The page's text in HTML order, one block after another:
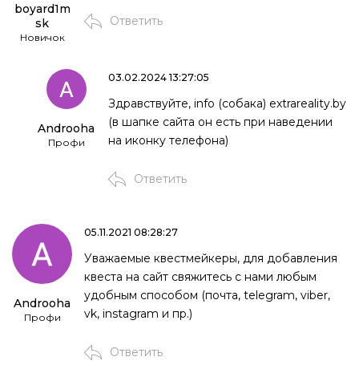
boyard1m
sk
Новичок
Ответить
Androoha
Профи
03.02.2024 13:27:05
Здравствуйте, info (собака) extrareality.by
(в шапке сайта он есть при наведении
на иконку телефона)
Ответить
Androoha
Профи
05.11.2021 08:28:27
Уважаемые квестмейкеры, для добавления
квеста на сайт свяжитесь с нами любым
удобным способом (почта, telegram, viber,
vk, instagram и пр.)
Ответить